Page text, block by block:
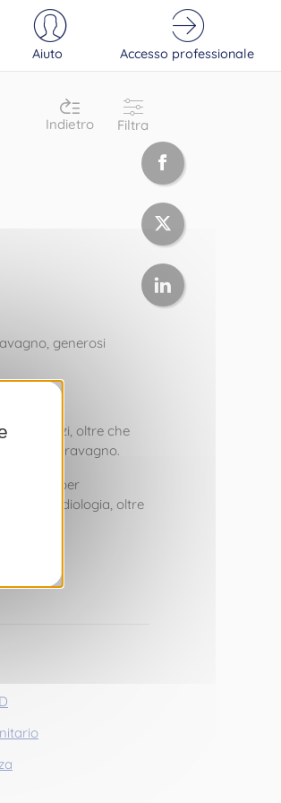
Aiuto
Accesso professionale
Indietro Filtra
, generosi
Servizi, oltre che
Jean Garavagno.
per
per Cardiologia, oltre